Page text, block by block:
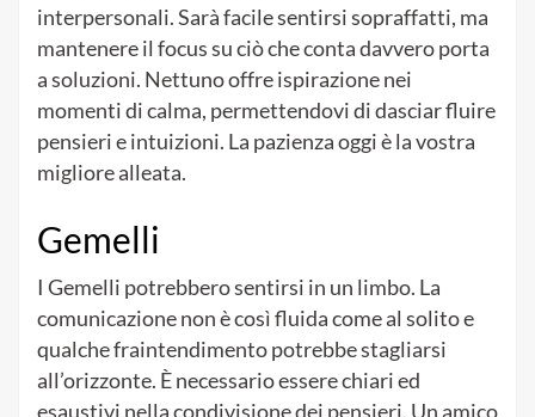
interpersonali. Sarà facile sentirsi sopraffatti, ma
mantenere il focus su ciò che conta davvero porta
a soluzioni. Nettuno offre ispirazione nei
momenti di calma, permettendovi di dasciar fluire
pensieri e intuizioni. La pazienza oggi è la vostra
migliore alleata.
Gemelli
I Gemelli potrebbero sentirsi in un limbo. La
comunicazione non è così fluida come al solito e
qualche fraintendimento potrebbe stagliarsi
all’orizzonte. È necessario essere chiari ed
esaustivi nella condivisione dei pensieri. Un amico